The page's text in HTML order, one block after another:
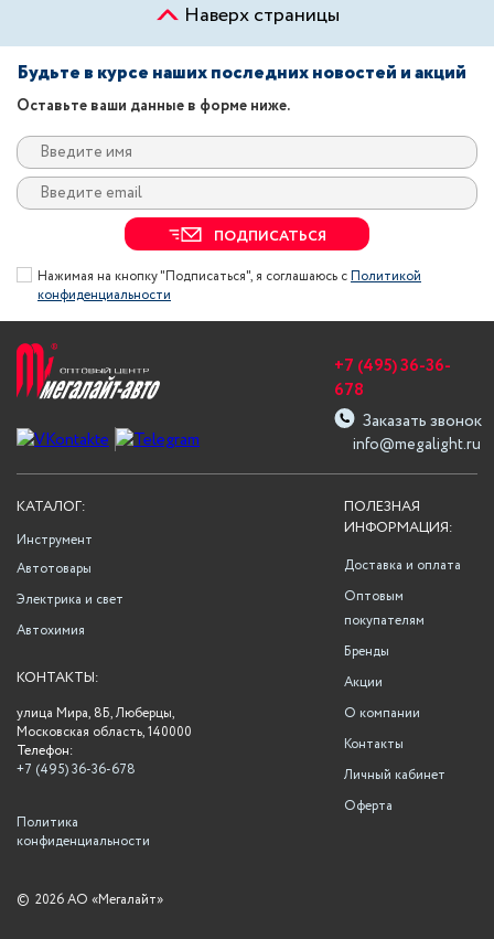
Наверх страницы
Будьте в курсе наших последних новостей и акций
Оставьте ваши данные в форме ниже.
ПОДПИСАТЬСЯ
Нажимая на кнопку "Подписаться", я соглашаюсь сПолитикой
конфиденциальности
info@megalight.ru
+7 (495) 36-36-
678
Заказать звонок
ПОЛЕЗНАЯ
ИНФОРМАЦИЯ:
Доставка и оплата
Оптовым
покупателям
Бренды
Акции
О компании
Контакты
Личный кабинет
Оферта
КАТАЛОГ:
Инструмент
Автотовары
Электрика и свет
Автохимия
КОНТАКТЫ:
улица Мира, 8Б, Люберцы,
Московская область, 140000
Телефон:
+7 (495) 36-36-678
Политика
конфиденциальности
© 2026 АО «Мегалайт»